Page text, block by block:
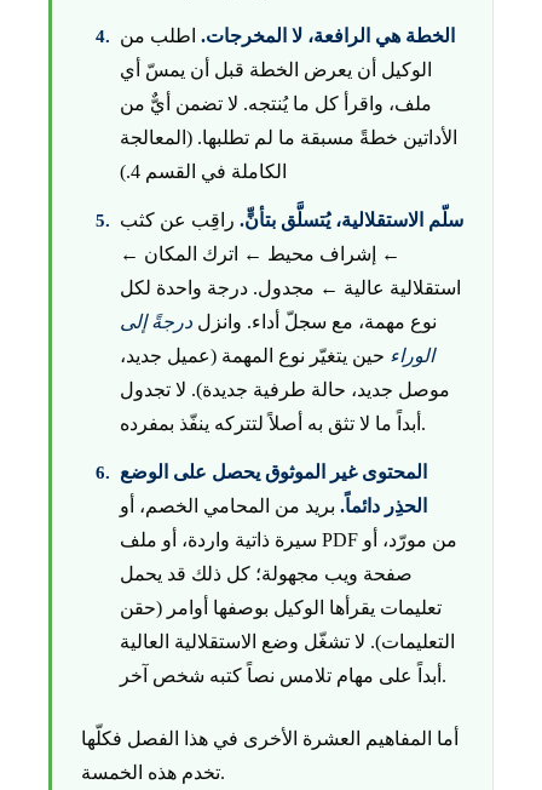
الخطة هي الرافعة، لا المخرجات. اطلب من
الوكيل أن يعرض الخطة قبل أن يمسّ أي
ملف، واقرأ كل ما يُنتجه. لا تضمن أيٌّ من
الأداتين خطةً مسبقة ما لم تطلبها. (المعالجة
الكاملة في القسم 4.)
سلّم الاستقلالية، يُتسلَّق بتأنٍّ. راقِب عن كثب
← إشراف محيط ← اترك المكان ←
استقلالية عالية ← مجدول. درجة واحدة لكل
نوع مهمة، مع سجلّ أداء. وانزل درجةً إلى
الوراء حين يتغيّر نوع المهمة (عميل جديد،
موصل جديد، حالة طرفية جديدة). لا تجدول
أبداً ما لا تثق به أصلاً لتتركه ينفّذ بمفرده.
المحتوى غير الموثوق يحصل على الوضع
الحذِر دائماً. بريد من المحامي الخصم، أو
سيرة ذاتية واردة، أو ملف PDF من مورّد، أو
صفحة ويب مجهولة؛ كل ذلك قد يحمل
تعليمات يقرأها الوكيل بوصفها أوامر (حقن
التعليمات). لا تشغّل وضع الاستقلالية العالية
أبداً على مهام تلامس نصاً كتبه شخص آخر.
أما المفاهيم العشرة الأخرى في هذا الفصل فكلّها
تخدم هذه الخمسة.